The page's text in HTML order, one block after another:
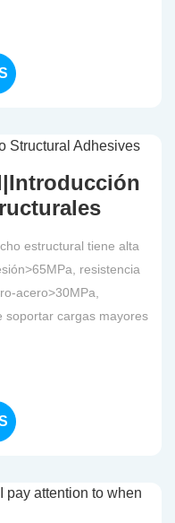
estructural tiene alta
resistencia
acero>30MPa,
soportar cargas mayores